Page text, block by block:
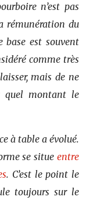
n’est pas
rémunération du
base est souvent
comme très
mais de ne
quel montant le
à table a évolué.
se situe entre
. C’est le point le
toujours sur le